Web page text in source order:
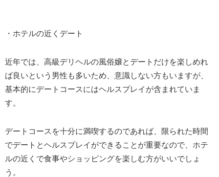
・ホテルの近くデート
近年では、高級デリヘルの風俗嬢とデートだけを楽しめれ
ば良いという男性も多いため、意識しない方もいますが、
基本的にデートコースにはヘルスプレイが含まれていま
す。
デートコースを十分に満喫するのであれば、限られた時間
でデートとヘルスプレイができることが重要なので、ホテ
ルの近くで食事やショッピングを楽しむ方がいいでしょ
う。